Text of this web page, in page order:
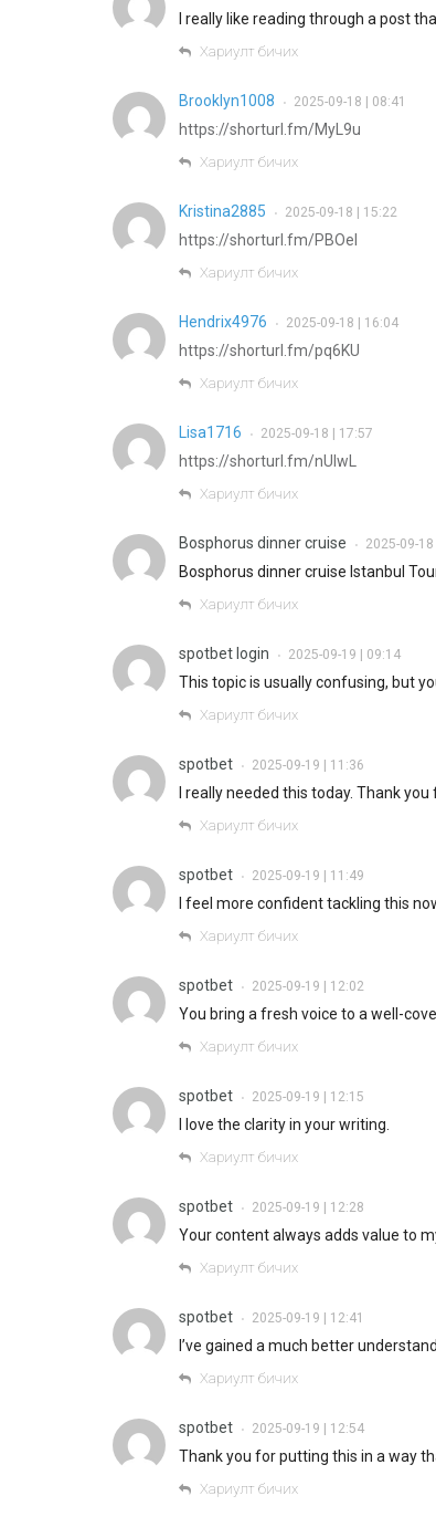
I really like reading through a post
Хариулт бичих
Brooklyn1008 • 2025-09-18 | 08:41
https://shorturl.fm/MyL9u
Хариулт бичих
Kristina2885 • 2025-09-18 | 15:22
https://shorturl.fm/PBOeI
Хариулт бичих
Hendrix4976 • 2025-09-18 | 16:04
https://shorturl.fm/pq6KU
Хариулт бичих
Lisa1716 • 2025-09-18 | 17:57
https://shorturl.fm/nUlwL
Хариулт бичих
Bosphorus dinner cruise • 2025-09-
Bosphorus dinner cruise Istanbul
Хариулт бичих
spotbet login • 2025-09-19 | 09:14
This topic is usually confusing, but
Хариулт бичих
spotbet • 2025-09-19 | 11:36
I really needed this today. Thank you
Хариулт бичих
spotbet • 2025-09-19 | 11:49
I feel more confident tackling this
Хариулт бичих
spotbet • 2025-09-19 | 12:02
You bring a fresh voice to a well-
Хариулт бичих
spotbet • 2025-09-19 | 12:15
I love the clarity in your writing.
Хариулт бичих
spotbet • 2025-09-19 | 12:28
Your content always adds value to
Хариулт бичих
spotbet • 2025-09-19 | 12:41
I’ve gained a much better
Хариулт бичих
spotbet • 2025-09-19 | 12:54
Thank you for putting this in a way
Хариулт бичих